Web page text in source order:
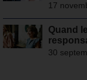
17
Quand
30